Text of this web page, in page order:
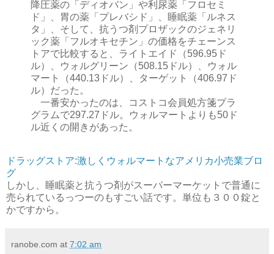
降圧薬の「ディオバン」や利尿薬「フロセミ
ド」、胃の薬「プレバシド」、睡眠薬「ルネス
タ」、そして、抗うつ剤プロザックのジェネリ
ック薬「フルオキセチン」の価格をチェーンス
トアで比較すると、ライトエイド（596.95ド
ル）、ウォルグリーン（508.15ドル）、ウォル
マート（440.13ドル）、ターゲット（406.97ド
ル）だった。
一番安かったのは、コストコ会員処方箋プラ
グラムで297.27ドル。ウォルマートよりも50ド
ル近くの開きがあった。
ドラッグストア:激しくウォルマートなアメリカ小売業ブロ
グ
しかし、睡眠薬と抗うつ剤がスーパーマーケットで普通に
売られているっつーのもすごい話です。単位も３００錠と
かですから。
ranobe.com at 7:02 am